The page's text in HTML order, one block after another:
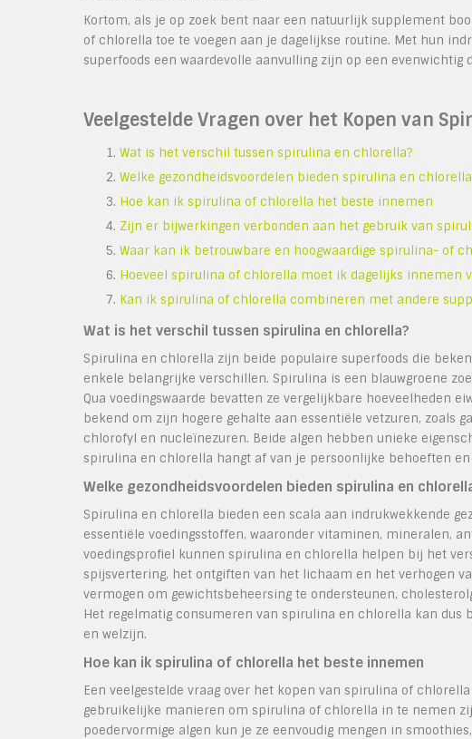
Kortom, als je op zoek bent naar een natuurlijk supplement
of chlorella toe te voegen aan je dagelijkse routine. Met hun
superfoods een waardevolle aanvulling zijn op een evenwichtig
Veelgestelde Vragen over het Kopen van
Wat is het verschil tussen spirulina en chlorella?
Welke gezondheidsvoordelen bieden spirulina en
Hoe kan ik spirulina of chlorella het beste innemen
Zijn er bijwerkingen verbonden aan het gebruik van
Waar kan ik betrouwbare en hoogwaardige spirulina- of
Hoeveel spirulina of chlorella moet ik dagelijks innemen
Kan ik spirulina of chlorella combineren met andere
Wat is het verschil tussen spirulina en chlorella?
Spirulina en chlorella zijn beide populaire superfoods die
enkele belangrijke verschillen. Spirulina is een blauwgroene
Qua voedingswaarde bevatten ze vergelijkbare hoeveelheden
bekend om zijn hogere gehalte aan essentiële vetzuren, zoals
chlorofyl en nucleïnezuren. Beide algen hebben unieke
spirulina en chlorella hangt af van je persoonlijke behoeften en
Welke gezondheidsvoordelen bieden spirulina en
Spirulina en chlorella bieden een scala aan indrukwekkende
essentiële voedingsstoffen, waaronder vitaminen, mineralen,
voedingsprofiel kunnen spirulina en chlorella helpen bij het
spijsvertering, het ontgiften van het lichaam en het verhogen
vermogen om gewichtsbeheersing te ondersteunen,
Het regelmatig consumeren van spirulina en chlorella kan dus
en welzijn.
Hoe kan ik spirulina of chlorella het beste innemen
Een veelgestelde vraag over het kopen van spirulina of
gebruikelijke manieren om spirulina of chlorella in te nemen
poedervormige algen kun je ze eenvoudig mengen in